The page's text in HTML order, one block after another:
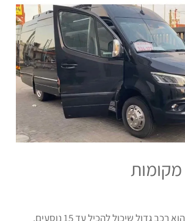
מיניבוס 15 מקומות הוא רכב גדול שיכול להכיל עד 15 נוסעים.